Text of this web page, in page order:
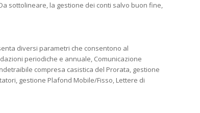
sottolineare, la gestione dei conti salvo buon fine,
diversi parametri che consentono al
periodiche e annuale, Comunicazione
compresa casistica del Prorata, gestione
gestione Plafond Mobile/Fisso, Lettere di